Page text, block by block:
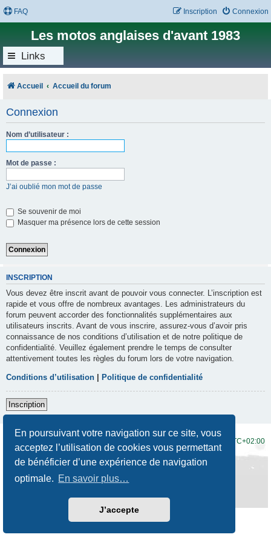
En poursuivant votre navigation sur ce site, vous
acceptez l’utilisation de cookies vous permettant
de bénéficier d’une expérience de navigation
optimale. En savoir plus…
J’accepte
FAQ Connexion
Inscription
Les motos anglaises d'avant 1983
Links
Accueil Accueil du forum
Connexion
Nom d’utilisateur :
Mot de passe :
J’ai oublié mon mot de passe
Se souvenir de moi
Masquer ma présence lors de cette session
INSCRIPTION
Vous devez être inscrit avant de pouvoir vous connecter. L’inscription est
rapide et vous offre de nombreux avantages. Les administrateurs du
forum peuvent accorder des fonctionnalités supplémentaires aux
utilisateurs inscrits. Avant de vous inscrire, assurez-vous d’avoir pris
connaissance de nos conditions d’utilisation et de notre politique de
confidentialité. Veuillez également prendre le temps de consulter
attentivement toutes les règles du forum lors de votre navigation.
Conditions d’utilisation Politique de confidentialité
Inscription
UTC+02:00
Développé par phpBB® Forum Software © phpBB Limited
Traduction française officielle
Prosilver New Edition
Confidentialité|Conditions